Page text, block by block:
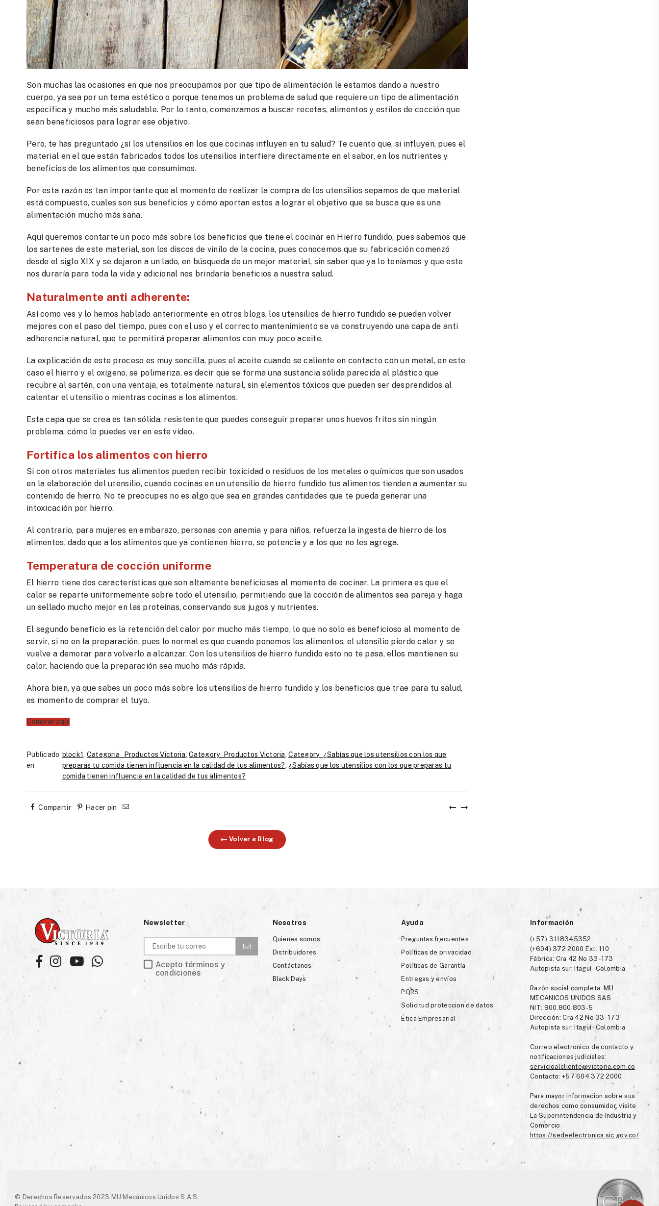
Son muchas las ocasiones en que nos preocupamos por que tipo de alimentación le estamos dando a nuestro
cuerpo, ya sea por un tema estético o porque tenemos un problema de salud que requiere un tipo de alimentación
específica y mucho más saludable. Por lo tanto, comenzamos a buscar recetas, alimentos y estilos de cocción que
sean beneficiosos para lograr ese objetivo.
Pero, te has preguntado ¿sí los utensilios en los que cocinas influyen en tu salud? Te cuento que, si influyen, pues el
material en el que están fabricados todos los utensilios interfiere directamente en el sabor, en los nutrientes y
beneficios de los alimentos que consumimos.
Por esta razón es tan importante que al momento de realizar la compra de los utensilios sepamos de que material
está compuesto, cuales son sus beneficios y cómo aportan estos a lograr el objetivo que se busca que es una
alimentación mucho más sana.
Aquí queremos contarte un poco más sobre los beneficios que tiene el cocinar en Hierro fundido, pues sabemos que
los sartenes de este material, son los discos de vinilo de la cocina, pues conocemos que su fabricación comenzó
desde el siglo XIX y se dejaron a un lado, en búsqueda de un mejor material, sin saber que ya lo teníamos y que este
nos duraría para toda la vida y adicional nos brindaría beneficios a nuestra salud.
Naturalmente anti adherente:
Así como ves y lo hemos hablado anteriormente en otros blogs, los utensilios de hierro fundido se pueden volver
mejores con el paso del tiempo, pues con el uso y el correcto mantenimiento se va construyendo una capa de anti
adherencia natural, que te permitirá preparar alimentos con muy poco aceite.
La explicación de este proceso es muy sencilla, pues el aceite cuando se caliente en contacto con un metal, en este
caso el hierro y el oxígeno, se polimeriza, es decir que se forma una sustancia sólida parecida al plástico que
recubre al sartén, con una ventaja, es totalmente natural, sin elementos tóxicos que pueden ser desprendidos al
calentar el utensilio o mientras cocinas a los alimentos.
Esta capa que se crea es tan sólida, resistente que puedes conseguir preparar unos huevos fritos sin ningún
problema, cómo lo puedes ver en este vídeo.
Fortifica los alimentos con hierro
Si con otros materiales tus alimentos pueden recibir toxicidad o residuos de los metales o químicos que son usados
en la elaboración del utensilio, cuando cocinas en un utensilio de hierro fundido tus alimentos tienden a aumentar su
contenido de hierro. No te preocupes no es algo que sea en grandes cantidades que te pueda generar una
intoxicación por hierro.
Al contrario, para mujeres en embarazo, personas con anemia y para niños, refuerza la ingesta de hierro de los
alimentos, dado que a los alimentos que ya contienen hierro, se potencia y a los que no les agrega.
Temperatura de cocción uniforme
El hierro tiene dos características que son altamente beneficiosas al momento de cocinar. La primera es que el
calor se reparte uniformemente sobre todo el utensilio, permitiendo que la cocción de alimentos sea pareja y haga
un sellado mucho mejor en las proteínas, conservando sus jugos y nutrientes.
El segundo beneficio es la retención del calor por mucho más tiempo, lo que no solo es beneficioso al momento de
servir, si no en la preparación, pues lo normal es que cuando ponemos los alimentos, el utensilio pierde calor y se
vuelve a demorar para volverlo a alcanzar. Con los utensilios de hierro fundido esto no te pasa, ellos mantienen su
calor, haciendo que la preparación sea mucho más rápida.
Ahora bien, ya que sabes un poco más sobre los utensilios de hierro fundido y los beneficios que trae para tu salud,
es momento de comprar el tuyo.
Comprar aquí
Publicado
en
block1 Categoria_Productos Victoria ,Category_Productos Victoria ,Category_¿Sabías que los utensilios con los que
preparas tu comida tienen influencia en la calidad de tus alimentos? ¿Sabías que los utensilios con los que preparas tu
comida tienen influencia en la calidad de tus alimentos?
Compartir Hacer pin
Volver a Blog
FacebookInstagramYouTubeWhatsapp
Newsletter
Acepto términos y
condiciones
Nosotros
Quienes somos
Distribuidores
Contáctanos
Black Days
Ayuda
Preguntas frecuentes
Políticas de privacidad
Políticas de Garantía
Entregas y envíos
PQRS
Solicitud proteccion de datos
Ética Empresarial
Información
(+57) 3118345352
(+604) 372 2000 Ext: 110
Fábrica: Cra 42 No 33 -173
Autopista sur, Itagüí - Colombia
Razón social completa: MU
MECANICOS UNIDOS SAS
NIT: 900.800.803-5
Dirección: Cra 42 No 33 -173
Autopista sur, Itagüí - Colombia
Correo electronico de contacto y
notificaciones judiciales:
servicioalcliente@victoria.com.co
Contacto: +57 604 372 2000
Para mayor informacion sobre sus
derechos como consumidor, visite
La Superintendencia de Industria y
Comercio
https://sedeelectronica.sic.gov.co/
© Derechos Reservados 2023 MU Mecánicos Unidos S.A.S.